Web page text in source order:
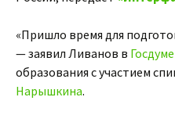
«Пришло время для
— заявил Ливанов в Госдуме
образования с участием
Нарышкина.